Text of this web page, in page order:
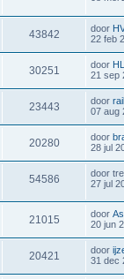
43842 door
22 feb
30251 door
21 sep
23443 door
07 aug
20280 door
28 jul
54586 door
27 jul
21015 door
20 jun
20421 door
31 dec